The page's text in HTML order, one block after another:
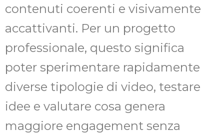
contenuti coerenti e visivamente
accattivanti. Per un progetto
professionale, questo significa
poter sperimentare rapidamente
diverse tipologie di video, testare
idee e valutare cosa genera
maggiore engagement senza